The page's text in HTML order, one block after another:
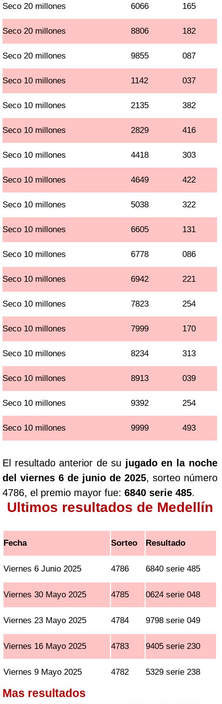
Seco 20 millones 6066 165
Seco 20 millones 8806 182
Seco 20 millones 9855 087
Seco 10 millones 1142 037
Seco 10 millones 2135 382
Seco 10 millones 2829 416
Seco 10 millones 4418 303
Seco 10 millones 4649 422
Seco 10 millones 5038 322
Seco 10 millones 6605 131
Seco 10 millones 6778 086
Seco 10 millones 6942 221
Seco 10 millones 7823 254
Seco 10 millones 7999 170
Seco 10 millones 8234 313
Seco 10 millones 8913 039
Seco 10 millones 9392 254
Seco 10 millones 9999 493
El resultado anterior de su jugado en la noche
del viernes 6 de junio de 2025, sorteo número
4786, el premio mayor fue: 6840 serie 485.
Ultimos resultados de Medellín
Fecha Sorteo Resultado
Viernes 6 Junio 2025 4786 6840 serie 485
Viernes 30 Mayo 2025 4785 0624 serie 048
Viernes 23 Mayo 2025 4784 9798 serie 049
Viernes 16 Mayo 2025 4783 9405 serie 230
Viernes 9 Mayo 2025 4782 5329 serie 238
Mas resultados